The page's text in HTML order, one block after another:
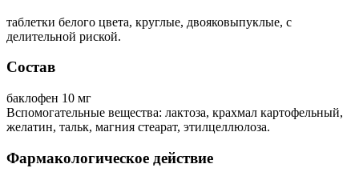
таблетки белого цвета, круглые, двояковыпуклые, с
делительной риской.
Состав
баклофен 10 мг
Вспомогательные вещества: лактоза, крахмал картофельный,
желатин, тальк, магния стеарат, этилцеллюлоза.
Фармакологическое действие